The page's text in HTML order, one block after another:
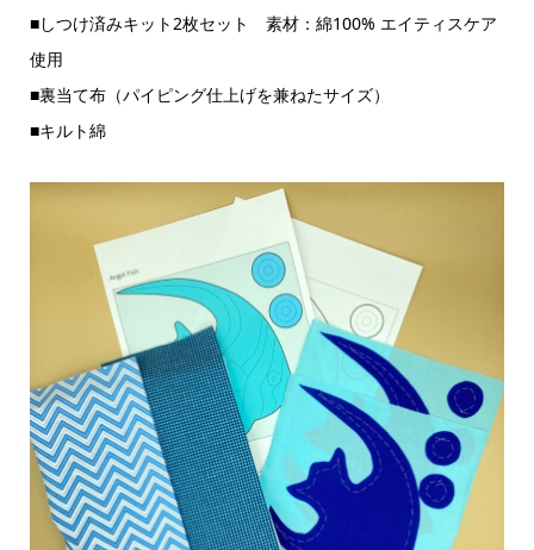
■しつけ済みキット2枚セット 素材：綿100% エイティスケア
使用
■裏当て布（パイピング仕上げを兼ねたサイズ）
■キルト綿